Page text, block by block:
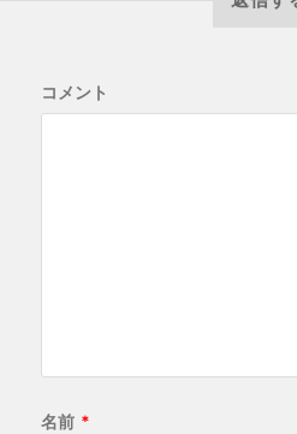
コメント
名前 *